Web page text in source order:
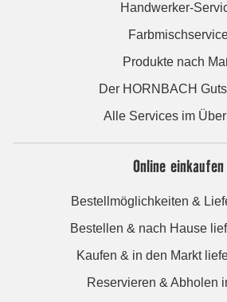
Handwerker-
Produkte nach
Der HORNBACH
Alle Services im
Online einkaufen
Bestellmöglichkeiten &
Bestellen & nach Hause
Kaufen & in den Markt
Reservieren & Abholen